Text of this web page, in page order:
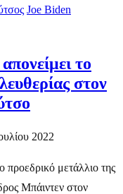
Joe Biden
το
στον
2022
μετάλλιο της
Μπάιντεν στον